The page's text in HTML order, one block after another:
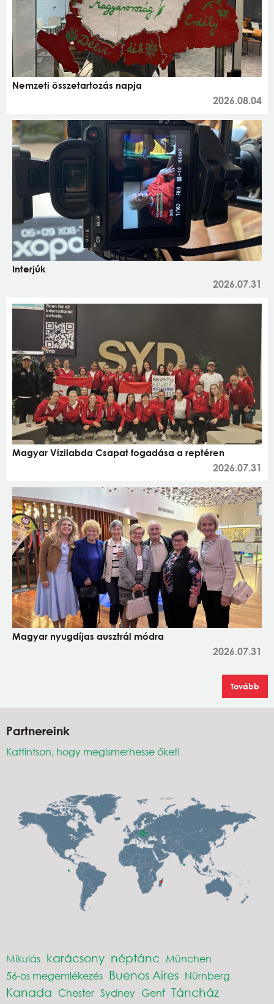
Nemzeti összetartozás napja
2026.08.04
Interjúk
2026.07.31
Magyar Vízilabda Csapat fogadása a reptéren
2026.07.31
Magyar nyugdíjas ausztrál módra
2026.07.31
Tovább
Partnereink
Kattintson, hogy megismerhesse őket!
Mikulás karácsony néptánc München
56-os megemlékezés Buenos Aires Nürnberg
Kanada Chester Sydney Genf Táncház